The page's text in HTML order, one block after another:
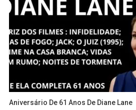
Aniversário De 61 Anos De Diane Lane